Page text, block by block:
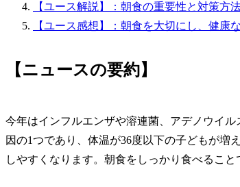
【ユース解説】：朝食の重要性と対策方
【ユース感想】：朝食を大切にし、健康
【ニュースの要約】
今年はインフルエンザや溶連菌、アデノウイ
因の1つであり、体温が36度以下の子どもが増
しやすくなります。朝食をしっかり食べること